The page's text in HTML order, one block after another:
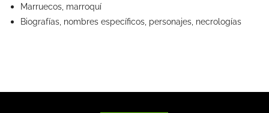
Marruecos, marroquí
Biografías, nombres específicos, personajes, necrologías